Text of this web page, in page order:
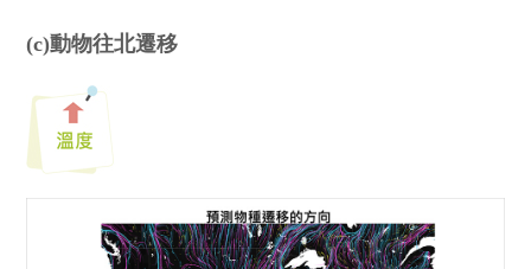
(c)動物往北遷移